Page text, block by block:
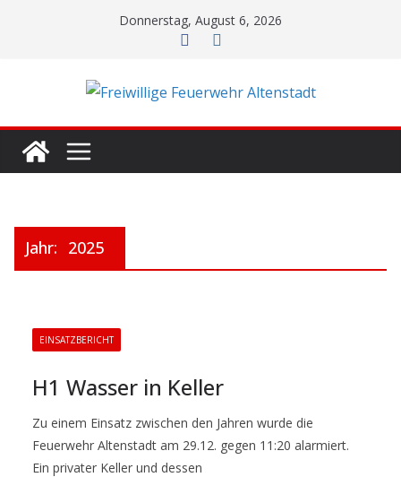
Donnerstag, August 6, 2026
Jahr: 2025
EINSATZBERICHT
H1 Wasser in Keller
Zu einem Einsatz zwischen den Jahren wurde die
Feuerwehr Altenstadt am 29.12. gegen 11:20 alarmiert.
Ein privater Keller und dessen